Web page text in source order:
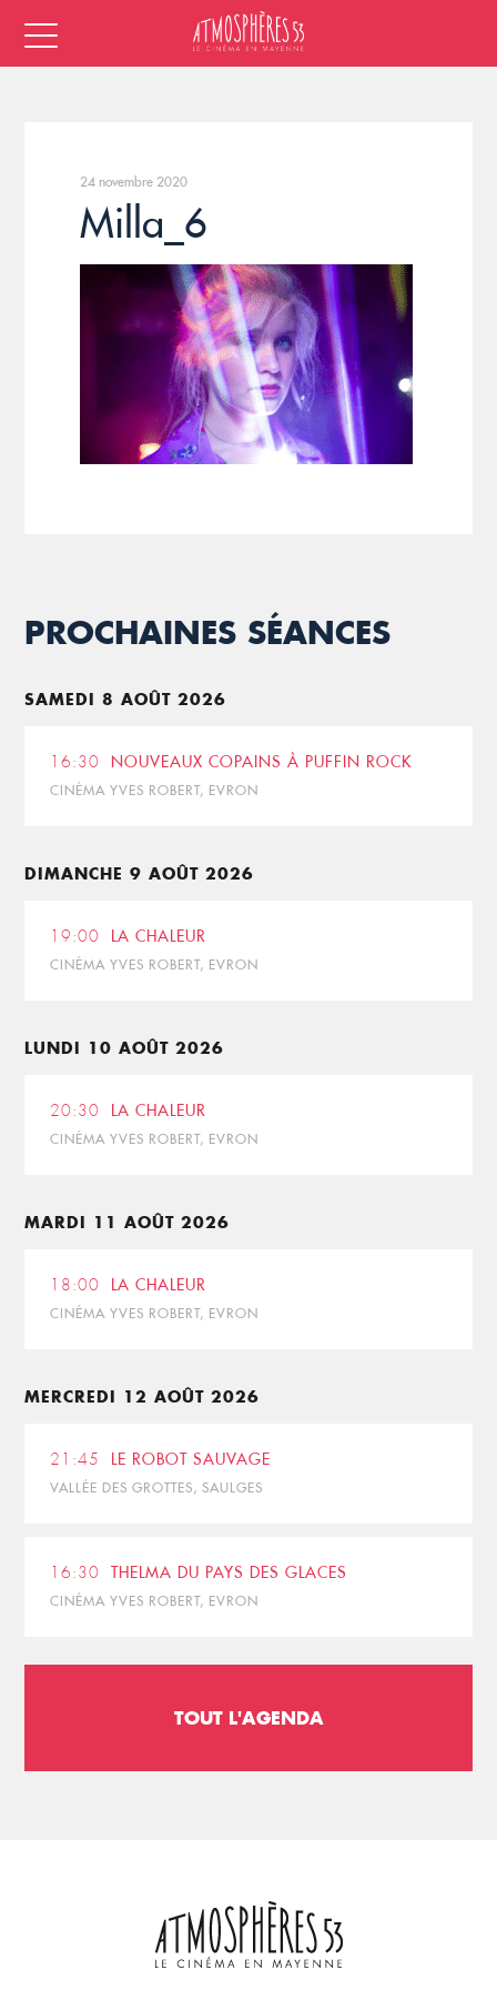
24 novembre 2020
Milla_6
PROCHAINES SÉANCES
SAMEDI 8 AOÛT 2026
16:30 NOUVEAUX COPAINS À PUFFIN ROCK
CINÉMA YVES ROBERT, EVRON
DIMANCHE 9 AOÛT 2026
19:00 LA CHALEUR
CINÉMA YVES ROBERT, EVRON
LUNDI 10 AOÛT 2026
20:30 LA CHALEUR
CINÉMA YVES ROBERT, EVRON
MARDI 11 AOÛT 2026
18:00 LA CHALEUR
CINÉMA YVES ROBERT, EVRON
MERCREDI 12 AOÛT 2026
21:45 LE ROBOT SAUVAGE
VALLÉE DES GROTTES, SAULGES
16:30 THELMA DU PAYS DES GLACES
CINÉMA YVES ROBERT, EVRON
TOUT L'AGENDA